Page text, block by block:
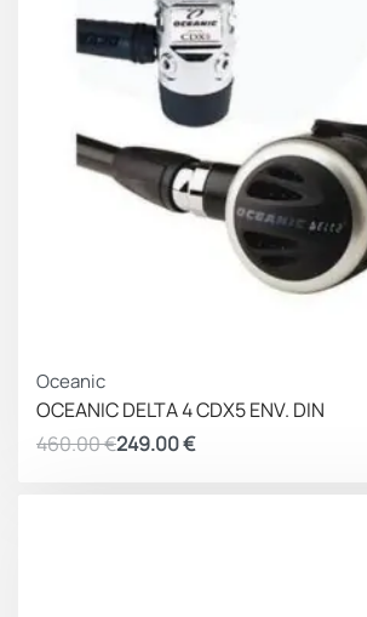
Oceanic
OCEANIC DELTA 4 CDX5 ENV. DIN
460.00€249.00€